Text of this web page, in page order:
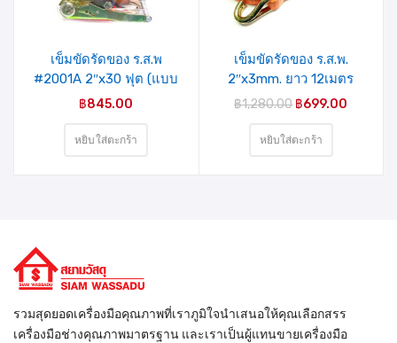
เข็มขัดรัดของ ร.ส.พ
#2001A 2″x30 ฟุต (แบบ
ตะขอกลมคู่ HOOK)
฿845.00
หยิบใส่ตะกร้า
เข็มขัดรัดของ ร.ส.พ.
2″x3mm. ยาว 12เมตร
แบบตะขอ MIXPRO (02-
฿1,280.00 ฿699.00
หยิบใส่ตะกร้า
รวมสุดยอดเครื่องมือคุณภาพที่เราภูมิใจนำเสนอให้คุณเลือกสรร
เครื่องมือช่างคุณภาพมาตรฐาน และเราเป็นผู้แทนขายเครื่องมือ